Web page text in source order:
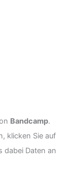
Bandcamp.
klicken Sie auf
dabei Daten an